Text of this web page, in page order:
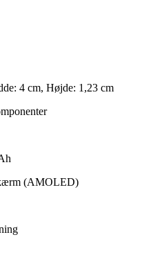
4 cm, Højde: 1,23 cm
(AMOLED)